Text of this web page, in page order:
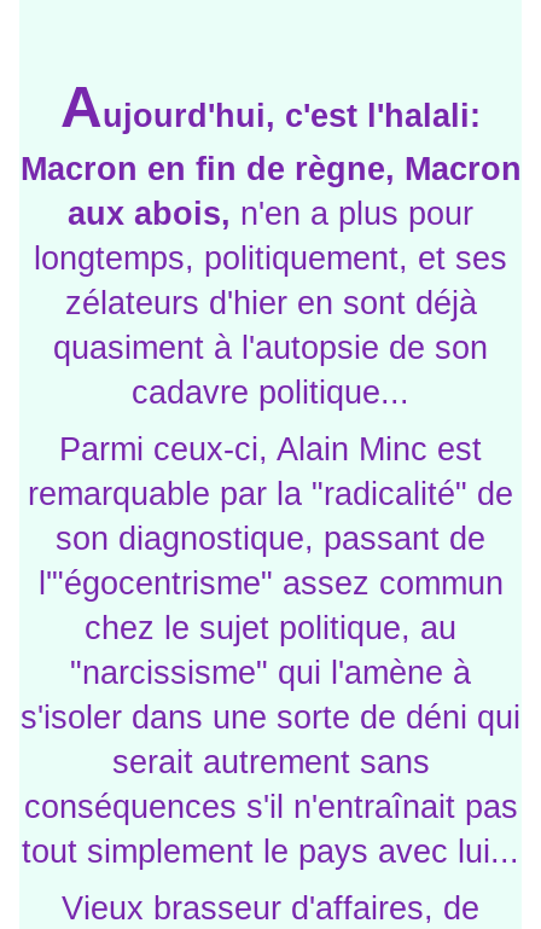
Aujourd'hui, c'est l'halali:
Macron en fin de règne, Macron
aux abois, n'en a plus pour
longtemps, politiquement, et ses
zélateurs d'hier en sont déjà
quasiment à l'autopsie de son
cadavre politique...
Parmi ceux-ci, Alain Minc est
remarquable par la "radicalité" de
son diagnostique, passant de
l'"égocentrisme" assez commun
chez le sujet politique, au
"narcissisme" qui l'amène à
s'isoler dans une sorte de déni qui
serait autrement sans
conséquences s'il n'entraînait pas
tout simplement le pays avec lui...
Vieux brasseur d'affaires, de